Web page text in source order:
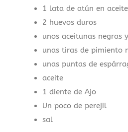
1 lata de atún en
2 huevos duros
unos aceitunas negras
unas tiras de pimiento
unas puntas de
aceite
1 diente de Ajo
Un poco de perejil
sal